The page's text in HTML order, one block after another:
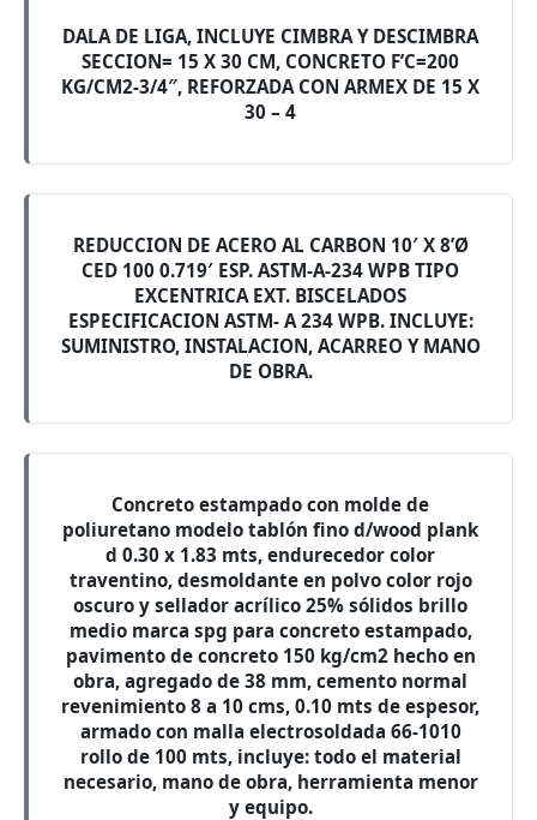
DALA DE LIGA, INCLUYE CIMBRA Y DESCIMBRA
SECCION= 15 X 30 CM, CONCRETO F’C=200
KG/CM2-3/4″, REFORZADA CON ARMEX DE 15 X
30 – 4
REDUCCION DE ACERO AL CARBON 10′ X 8’Ø
CED 100 0.719′ ESP. ASTM-A-234 WPB TIPO
EXCENTRICA EXT. BISCELADOS
ESPECIFICACION ASTM- A 234 WPB. INCLUYE:
SUMINISTRO, INSTALACION, ACARREO Y MANO
DE OBRA.
Concreto estampado con molde de
poliuretano modelo tablón fino d/wood plank
d 0.30 x 1.83 mts, endurecedor color
traventino, desmoldante en polvo color rojo
oscuro y sellador acrílico 25% sólidos brillo
medio marca spg para concreto estampado,
pavimento de concreto 150 kg/cm2 hecho en
obra, agregado de 38 mm, cemento normal
revenimiento 8 a 10 cms, 0.10 mts de espesor,
armado con malla electrosoldada 66-1010
rollo de 100 mts, incluye: todo el material
necesario, mano de obra, herramienta menor
y equipo.